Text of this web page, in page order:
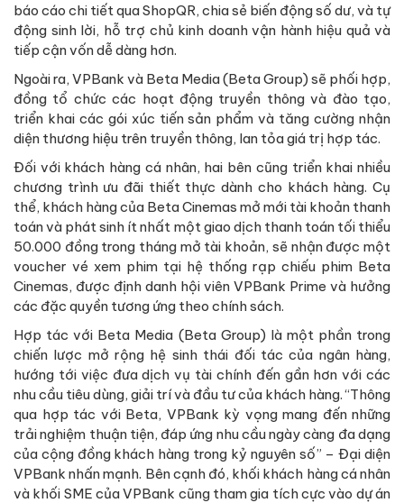
báo cáo chi tiết qua ShopQR, chia sẻ biến động số dư, và tự
động sinh lời, hỗ trợ chủ kinh doanh vận hành hiệu quả và
tiếp cận vốn dễ dàng hơn.
Ngoài ra, VPBank và Beta Media (Beta Group) sẽ phối hợp,
đồng tổ chức các hoạt động truyền thông và đào tạo,
triển khai các gói xúc tiến sản phẩm và tăng cường nhận
diện thương hiệu trên truyền thông, lan tỏa giá trị hợp tác.
Đối với khách hàng cá nhân, hai bên cũng triển khai nhiều
chương trình ưu đãi thiết thực dành cho khách hàng. Cụ
thể, khách hàng của Beta Cinemas mở mới tài khoản thanh
toán và phát sinh ít nhất một giao dịch thanh toán tối thiểu
50.000 đồng trong tháng mở tài khoản, sẽ nhận được một
voucher vé xem phim tại hệ thống rạp chiếu phim Beta
Cinemas, được định danh hội viên VPBank Prime và hưởng
các đặc quyền tương ứng theo chính sách.
Hợp tác với Beta Media (Beta Group) là một phần trong
chiến lược mở rộng hệ sinh thái đối tác của ngân hàng,
hướng tới việc đưa dịch vụ tài chính đến gần hơn với các
nhu cầu tiêu dùng, giải trí và đầu tư của khách hàng. “Thông
qua hợp tác với Beta, VPBank kỳ vọng mang đến những
trải nghiệm thuận tiện, đáp ứng nhu cầu ngày càng đa dạng
của cộng đồng khách hàng trong kỷ nguyên số” – Đại diện
VPBank nhấn mạnh. Bên cạnh đó, khối khách hàng cá nhân
và khối SME của VPBank cũng tham gia tích cực vào dự án